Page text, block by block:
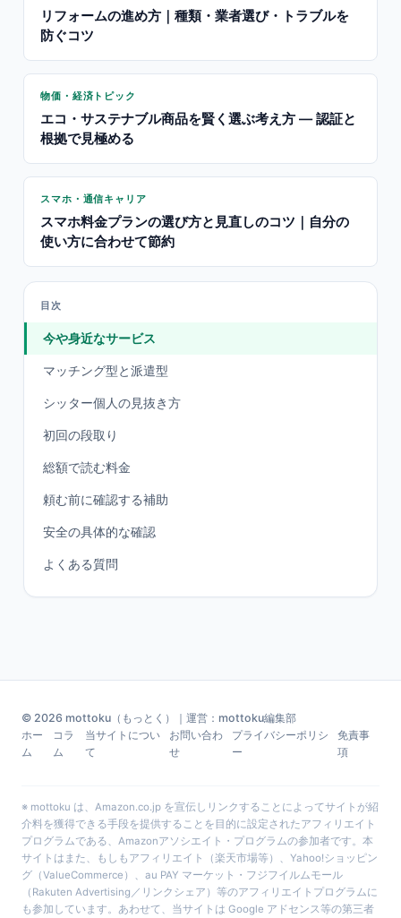
リフォームの進め方｜種類・業者選び・トラブルを
防ぐコツ
物価・経済トピック
エコ・サステナブル商品を賢く選ぶ考え方 — 認証と
根拠で見極める
スマホ・通信キャリア
スマホ料金プランの選び方と見直しのコツ｜自分の
使い方に合わせて節約
目次
今や身近なサービス
マッチング型と派遣型
シッター個人の見抜き方
初回の段取り
総額で読む料金
頼む前に確認する補助
安全の具体的な確認
よくある質問
© 2026 mottoku（もっとく）｜運営：mottoku編集部
ホー
ム
コラ
ム
当サイトについ
て
お問い合わ
せ
プライバシーポリシ
ー
免責事
項
※ mottoku は、Amazon.co.jp を宣伝しリンクすることによってサイトが紹
介料を獲得できる手段を提供することを目的に設定されたアフィリエイト
プログラムである、Amazonアソシエイト・プログラムの参加者です。本
サイトはまた、もしもアフィリエイト（楽天市場等）、Yahoo!ショッピン
グ（ValueCommerce）、au PAY マーケット・フジフイルムモール
（Rakuten Advertising／リンクシェア）等のアフィリエイトプログラムに
も参加しています。あわせて、当サイトは Google アドセンス等の第三者